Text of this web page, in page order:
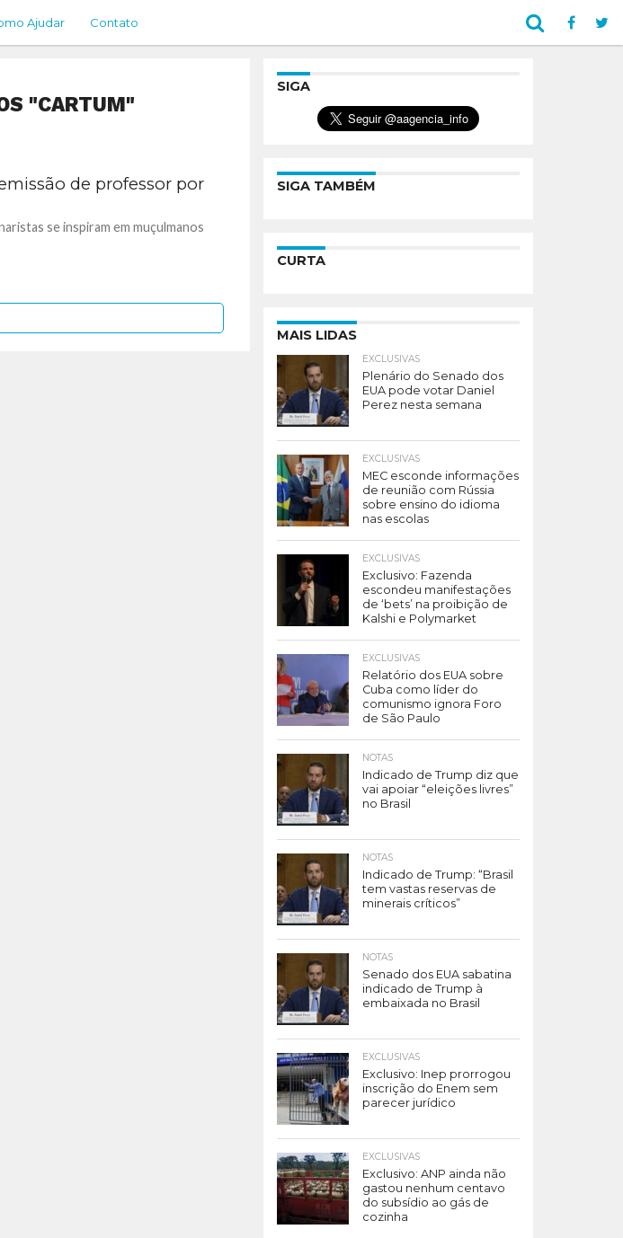
Ajudar Contato
"CARTUM"
de professor por
se inspiram em muçulmanos
SIGA
SIGA TAMBÉM
CURTA
MAIS LIDAS
EXCLUSIVAS
Plenário do Senado dos
EUA pode votar Daniel
Perez nesta semana
EXCLUSIVAS
MEC esconde informações
de reunião com Rússia
sobre ensino do idioma
nas escolas
EXCLUSIVAS
Exclusivo: Fazenda
escondeu manifestações
de ‘bets’ na proibição de
Kalshi e Polymarket
EXCLUSIVAS
Relatório dos EUA sobre
Cuba como líder do
comunismo ignora Foro
de São Paulo
NOTAS
Indicado de Trump diz que
vai apoiar “eleições livres”
no Brasil
NOTAS
Indicado de Trump: “Brasil
tem vastas reservas de
minerais críticos”
NOTAS
Senado dos EUA sabatina
indicado de Trump à
embaixada no Brasil
EXCLUSIVAS
Exclusivo: Inep prorrogou
inscrição do Enem sem
parecer jurídico
EXCLUSIVAS
Exclusivo: ANP ainda não
gastou nenhum centavo
do subsídio ao gás de
cozinha